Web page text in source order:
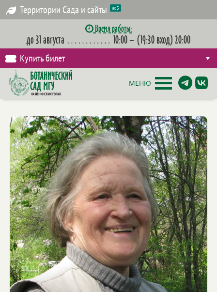
Территории Сада и сайты их 3
Время работы:
до 31 августа ………… 10:00 – (19:30 вход) 20:00
Купить билет
МЕНЮ